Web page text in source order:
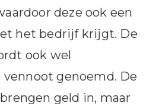
deze ook een
het bedrijf krijgt. De
ook wel
genoemd. De
geld in, maar